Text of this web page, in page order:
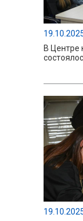
В